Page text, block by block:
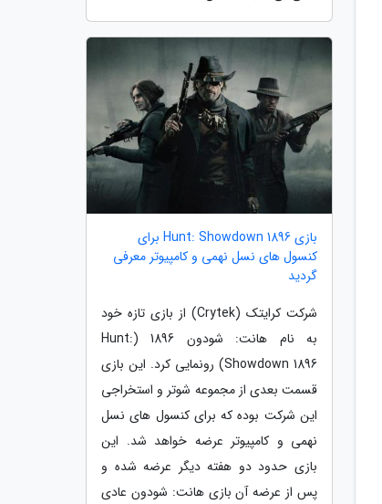
بازی Hunt: Showdown 1896 برای
کنسول های نسل نهمی و کامپیوتر معرفی
گردید
شرکت کرایتک (Crytek) از بازی تازه خود
به نام هانت: شودون 1896 (Hunt:
Showdown 1896) رونمایی کرد. این بازی
قسمت بعدی از مجموعه شوتر و استخراجی
این شرکت بوده که برای کنسول های نسل
نهمی و کامپیوتر عرضه خواهد شد. این
بازی حدود دو هفته دیگر عرضه شده و
پس از عرضه آن بازی هانت: شودون عادی